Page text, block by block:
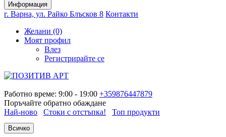
Информация
г. Варна, ул. Райко Блъсков 8 Контакти
Желани (0)
Моят профил
Влез
Регистрирайте се
Работно време: 9:00 - 19:00 +359876447879
Поръчайте обратно обаждане
Най-ново
Стоки с отстъпка! Топ продукти
Всичко